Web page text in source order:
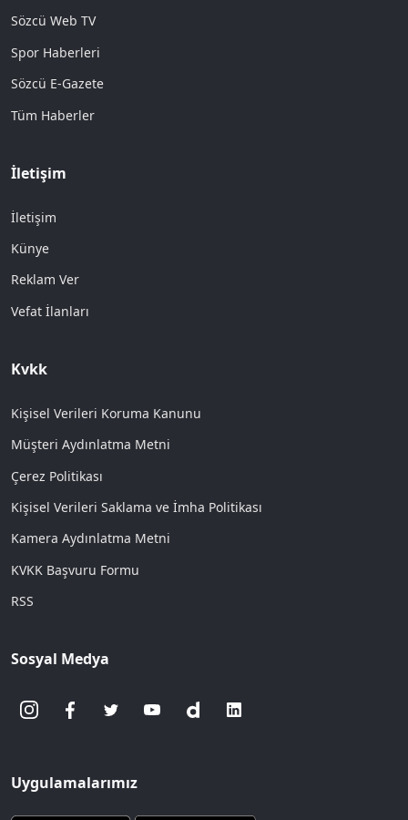
Sözcü Web TV
Spor Haberleri
Sözcü E-Gazete
Tüm Haberler
İletişim
İletişim
Künye
Reklam Ver
Vefat İlanları
Kvkk
Kişisel Verileri Koruma Kanunu
Müşteri Aydınlatma Metni
Çerez Politikası
Kişisel Verileri Saklama ve İmha Politikası
Kamera Aydınlatma Metni
KVKK Başvuru Formu
RSS
Sosyal Medya
Uygulamalarımız